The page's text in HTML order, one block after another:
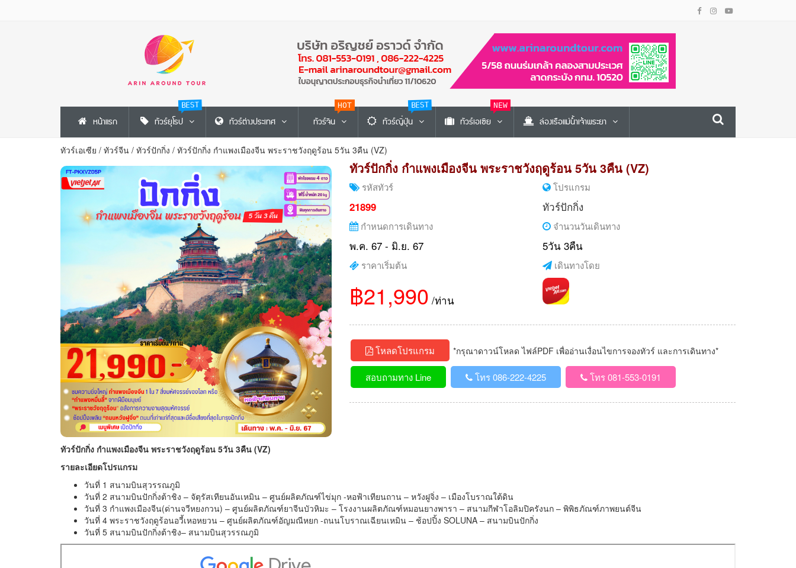
หน้าแรก ทัวร์ยุโรป
BEST
ทัวร์ต่างประเทศ ทัวร์จีน ทัวร์ญี่ปุ่น
BEST
ทัวร์เอเซีย
NEW
ล่องเรือแม่น้ำเจ้าพระยา
ทัวร์เอเซีย / ทัวร์จีน / ทัวร์ปักกิ่ง / ทัวร์ปักกิ่ง กำแพงเมืองจีน พระราชวังฤดูร้อน 5วัน 3คืน (VZ)
ทัวร์ปักกิ่ง กำแพงเมืองจีน พระราชวังฤดูร้อน 5วัน 3คืน (VZ)
รหัสทัวร์
21899
โปรแกรม
ทัวร์ปักกิ่ง
กำหนดการเดินทาง
พ.ค. 67 - มิ.ย. 67
จำนวนวันเดินทาง
5วัน 3คืน
ราคาเริ่มต้น
฿21,990 /ท่าน
เดินทางโดย
โหลดโปรแกรม *กรุณาดาวน์โหลด ไฟล์PDF เพื่ออ่านเงื่อนไขการจองทัวร์ และการเดินทาง*
สอบถามทาง Line โทร 086-222-4225 โทร 081-553-0191
ทัวร์ปักกิ่ง กำแพงเมืองจีน พระราชวังฤดูร้อน 5วัน 3คืน (VZ)
รายละเอียดโปรแกรม
วันที่ 1 สนามบินสุวรรณภูมิ
วันที่ 2 สนามบินปักกิ่งต้าชิง – จัตุรัสเทียนอันเหมิน – ศูนย์ผลิตภัณฑ์ไข่มุก -หอฟ้าเทียนถาน – หวังฝูจิ่ง – เมืองโบราณใต้ดิน
วันที่ 3 กำแพงเมืองจีน(ด่านจวีหยงกวน) – ศูนย์ผลิตภัณฑ์ยาจีนบัวหิมะ – โรงงานผลิตภัณฑ์หมอนยางพารา – สนามกีฬาโอลิมปิครังนก – พิพิธภัณฑ์ภาพยนต์จีน
วันที่ 4 พระราชวังฤดูร้อนอวี้เหอหยวน – ศูนย์ผลิตภัณฑ์อัญมณีหยก -ถนนโบราณเฉียนเหมิน – ช้อปปิ้ง SOLUNA – สนามบินปักกิ่ง
วันที่ 5 สนามบินปักกิ่งต้าชิง– สนามบินสุวรรณภูมิ